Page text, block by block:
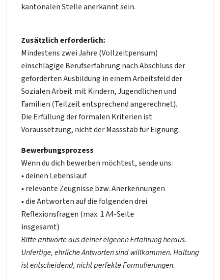
kantonalen Stelle anerkannt sein.
Zusätzlich erforderlich:
Mindestens zwei Jahre (Vollzeitpensum)
einschlägige Berufserfahrung nach Abschluss der
geforderten Ausbildung in einem Arbeitsfeld der
Sozialen Arbeit mit Kindern, Jugendlichen und
Familien (Teilzeit entsprechend angerechnet).
Die Erfüllung der formalen Kriterien ist
Voraussetzung, nicht der Massstab für Eignung.
Bewerbungsprozess
Wenn du dich bewerben möchtest, sende uns:
• deinen Lebenslauf
• relevante Zeugnisse bzw. Anerkennungen
• die Antworten auf die folgenden drei
Reflexionsfragen (max. 1 A4-Seite
insgesamt)
Bitte antworte aus deiner eigenen Erfahrung heraus.
Unfertige, ehrliche Antworten sind willkommen. Haltung
ist entscheidend, nicht perfekte Formulierungen.